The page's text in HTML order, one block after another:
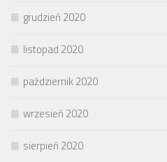
grudzień 2020
listopad 2020
październik 2020
wrzesień 2020
sierpień 2020